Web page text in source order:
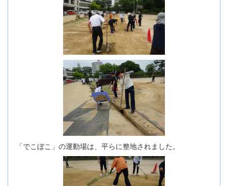
「でこぼこ」の運動場は、平らに整地されました。